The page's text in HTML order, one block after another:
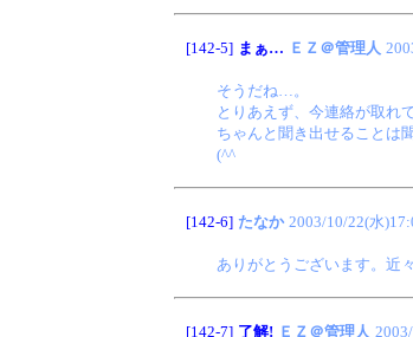
[142-5] まぁ… ＥＺ＠管理人
そうだね…。
とりあえず、今連絡が取れ
ちゃんと聞き出せることは
(^^ゞ
[142-6] たなか 2003/10/22(水
ありがとうございます。近
[142-7] 了解! ＥＺ＠管理人